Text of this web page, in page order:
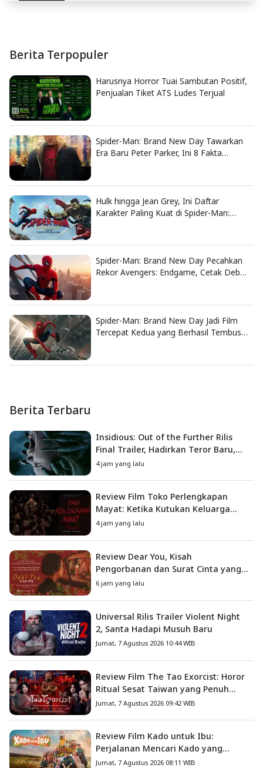
Berita Terpopuler
Harusnya Horror Tuai Sambutan Positif,
Penjualan Tiket ATS Ludes Terjual
Spider-Man: Brand New Day Tawarkan
Era Baru Peter Parker, Ini 8 Fakta
Hulk hingga Jean Grey, Ini Daftar
Karakter Paling Kuat di Spider-Man:
Spider-Man: Brand New Day Pecahkan
Rekor Avengers: Endgame, Cetak Debut
Spider-Man: Brand New Day Jadi Film
Tercepat Kedua yang Berhasil Tembus
Berita Terbaru
Insidious: Out of the Further Rilis
Final Trailer, Hadirkan Teror Baru,
Iblis Kini Masuk ke Dunia Manusia
4 jam yang lalu
Review Film Toko Perlengkapan
Mayat: Ketika Kutukan Keluarga
Menjadi Sumber Teror yang
4 jam yang lalu
Review Dear You, Kisah
Pengorbanan dan Surat Cinta yang
Menyentuh Hati
6 jam yang lalu
Universal Rilis Trailer Violent Night
2, Santa Hadapi Musuh Baru
Jumat, 7 Agustus 2026 10:44 WIB
Review Film The Tao Exorcist: Horor
Ritual Sesat Taiwan yang Penuh
Misteri dan Teror Psikologis
Jumat, 7 Agustus 2026 09:42 WIB
Review Film Kado untuk Ibu:
Perjalanan Mencari Kado yang
Mengajarkan Arti Keluarga
Jumat, 7 Agustus 2026 08:11 WIB